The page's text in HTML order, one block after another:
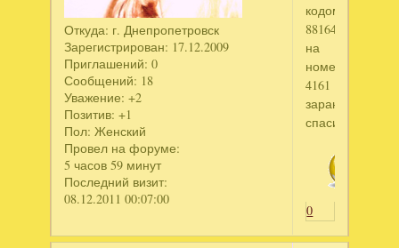
Откуда: г. Днепропетровск
Зарегистрирован: 17.12.2009
Приглашений: 0
Сообщений: 18
Уважение: +2
Позитив: +1
Пол: Женский
Провел на форуме:
5 часов 59 минут
Последний визит:
08.12.2011 00:07:00
кодом
88164884
на
номер
4161
заранее
спасибо!
0